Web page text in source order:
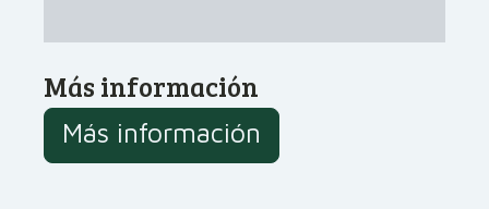
Más información
Más información